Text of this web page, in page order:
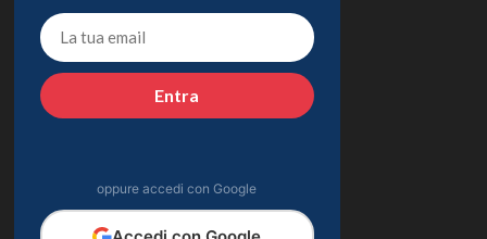
Entra
oppure accedi con Google